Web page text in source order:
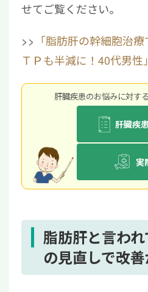
せてご覧ください。
>> 「脂肪肝の幹細胞治
ＴＰも半減に！40代男性
肝臓疾患のお悩みに対す
肝臓疾
実
脂肪肝と言わ
の見直しで改